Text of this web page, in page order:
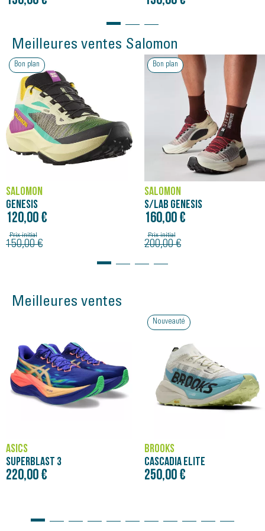
Meilleures ventes Salomon
Bon plan
SALOMON
GENESIS
120,00 €
Prix initial
150,00 €
Bon plan
SALOMON
S/LAB GENESIS
160,00 €
Prix initial
200,00 €
Meilleures ventes
ASICS
SUPERBLAST 3
220,00 €
Nouveauté
BROOKS
CASCADIA ELITE
250,00 €